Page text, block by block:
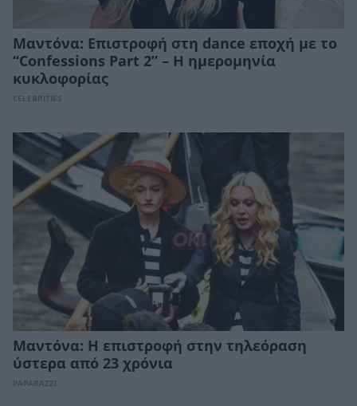
Μαντόνα: Επιστροφή στη dance εποχή με το
“Confessions Part 2” – Η ημερομηνία
κυκλοφορίας
CELEBRITIES
Μαντόνα: Η επιστροφή στην τηλεόραση
ύστερα από 23 χρόνια
PAPARAZZI